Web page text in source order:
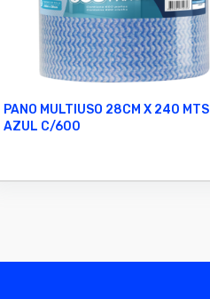
PANO MULTIUSO 28CM X 240 MTS
AZUL C/600